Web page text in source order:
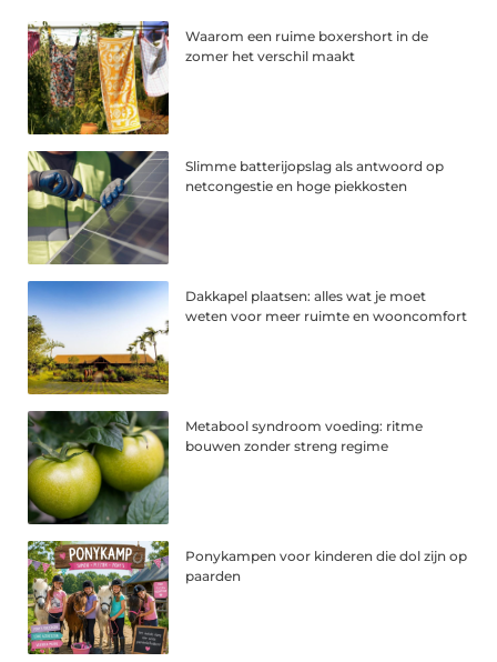
Waarom een ruime boxershort in de
zomer het verschil maakt
Slimme batterijopslag als antwoord op
netcongestie en hoge piekkosten
Dakkapel plaatsen: alles wat je moet
weten voor meer ruimte en wooncomfort
Metabool syndroom voeding: ritme
bouwen zonder streng regime
Ponykampen voor kinderen die dol zijn op
paarden